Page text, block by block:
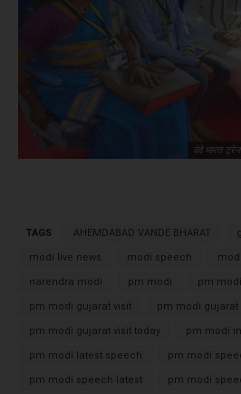
वंदे भारत
वंदे भारत
TAGS AHEMDABAD VANDE BHARAT
modi live news modi speech
narendra modi pm modi pm
pm modi gujarat visit pm modi gujarat
pm modi gujarat visit today pm modi
pm modi latest speech pm modi
pm modi speech latest pm modi